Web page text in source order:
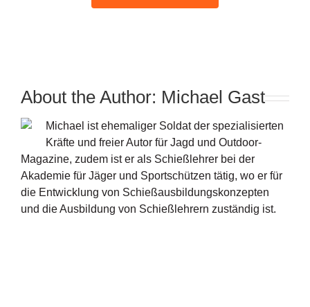
About the Author: Michael Gast
Michael ist ehemaliger Soldat der spezialisierten
Kräfte und freier Autor für Jagd und Outdoor-
Magazine, zudem ist er als Schießlehrer bei der
Akademie für Jäger und Sportschützen tätig, wo er für
die Entwicklung von Schießausbildungskonzepten
und die Ausbildung von Schießlehrern zuständig ist.